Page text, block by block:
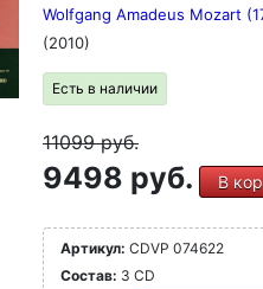
Wolfgang Amadeus Mozart
(2010)
Есть в наличии
11099руб.
9498 руб. В
Артикул: CDVP 074622
Состав: 3 CD